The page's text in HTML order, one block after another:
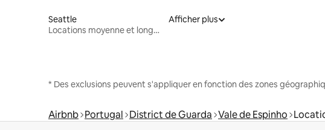
Seattle
Locations moyenne et longue durée
Afficher plus
* Des exclusions peuvent s'appliquer en fonction des zones
Airbnb Portugal District de Guarda Vale de Espinho